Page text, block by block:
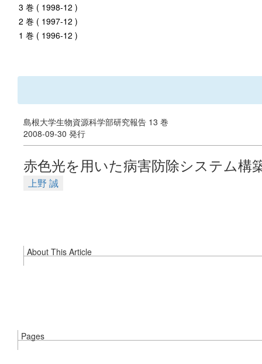
3 巻 ( 1998-12 )
2 巻 ( 1997-12 )
1 巻 ( 1996-12 )
島根大学生物資源科学部研究報告 13 巻
2008-09-30 発行
赤色光を用いた病害防除システム構
上野 誠
About This Article
Pages